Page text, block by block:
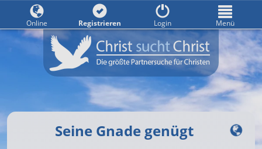
Seine Gnade genügt
Online Registrieren Login Menü